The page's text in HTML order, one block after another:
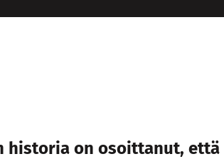
historia on osoittanut, että